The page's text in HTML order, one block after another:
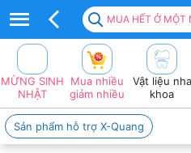
MUA HẾT Ở MỘT
Top
50+
sản
Phẩm
OLEY
MỪNG SINH
NHẬT
Mua nhiều
giảm nhiều
Vật liệu nha
khoa
Sản phẩm hỗ trợ X-Quang